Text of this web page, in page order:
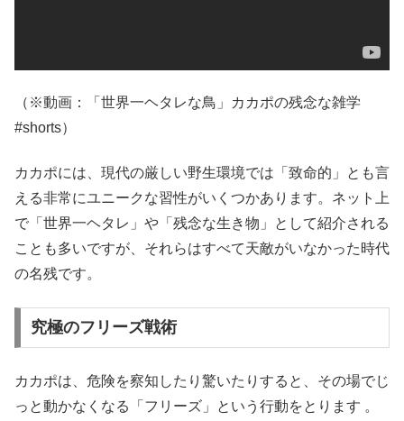
（※動画：「世界一ヘタレな鳥」カカポの残念な雑学
#shorts）
カカポには、現代の厳しい野生環境では「致命的」とも言
える非常にユニークな習性がいくつかあります。ネット上
で「世界一ヘタレ」や「残念な生き物」として紹介される
ことも多いですが、それらはすべて天敵がいなかった時代
の名残です。
究極のフリーズ戦術
カカポは、危険を察知したり驚いたりすると、その場でじ
っと動かなくなる「フリーズ」という行動をとります 。